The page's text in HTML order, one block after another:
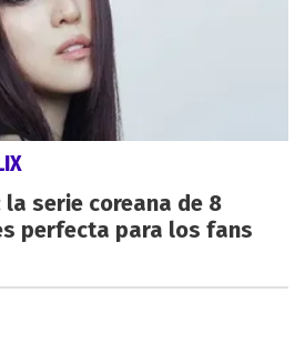
la serie coreana de 8
perfecta para los fans